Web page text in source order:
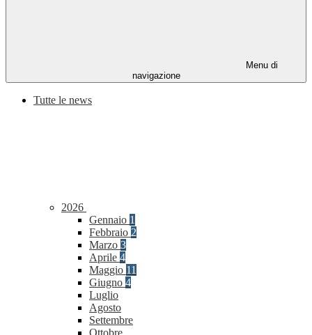
Menu di
navigazione
Tutte le news
2026
Gennaio 1
Febbraio 2
Marzo 3
Aprile 4
Maggio 11
Giugno 4
Luglio
Agosto
Settembre